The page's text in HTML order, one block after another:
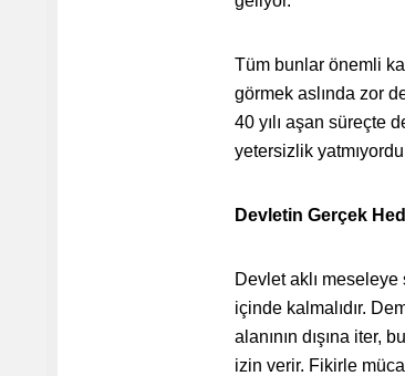
Tüm bunlar önemli
görmek aslında zor
40 yılı aşan süreçte
yetersizlik
Devletin Gerçek
Devlet aklı
içinde kalmalıdır.
alanının dışına iter,
izin verir. Fikirle